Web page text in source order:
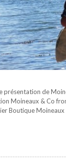
présentation de
Moineaux & Co
Boutique